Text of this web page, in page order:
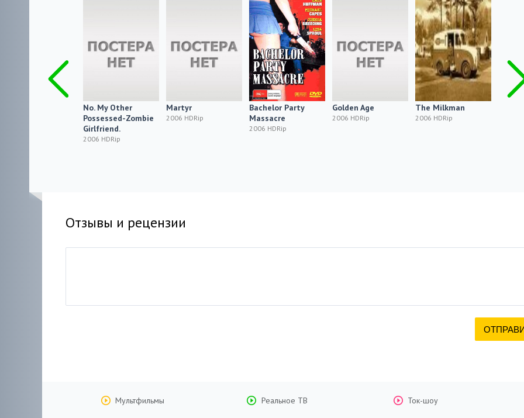
No. My Other
Possessed-Zombie
Girlfriend.
2006 HDRip
Martyr
2006 HDRip
Bachelor Party
Massacre
2006 HDRip
Golden Age
2006 HDRip
The Milkman
2006 HDRip
Отзывы и рецензии
Мультфильмы Реальное ТВ Ток-шоу